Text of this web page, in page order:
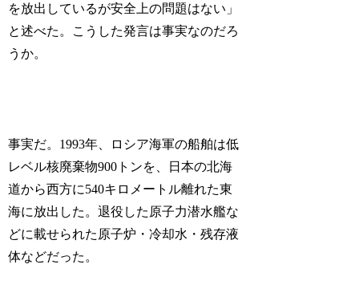
を放出しているが安全上の問題はない」
と述べた。こうした発言は事実なのだろ
うか。
事実だ。1993年、ロシア海軍の船舶は低
レベル核廃棄物900トンを、日本の北海
道から西方に540キロメートル離れた東
海に放出した。退役した原子力潜水艦な
どに載せられた原子炉・冷却水・残存液
体などだった。